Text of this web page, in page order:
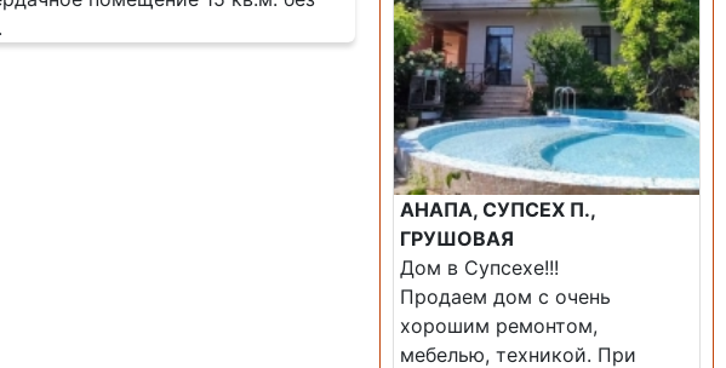
АНАПА, СУПСЕХ П.,
ГРУШОВАЯ
Дом в Супсехе!!!
Продаем дом с очень
хорошим ремонтом,
мебелью, техникой. При